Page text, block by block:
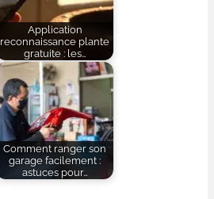
Application
reconnaissance plante
gratuite : les…
Comment ranger son
garage facilement :
astuces pour…